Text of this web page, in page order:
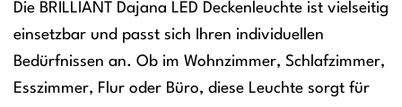
Die BRILLIANT Dajana LED Deckenleuchte ist vielseitig
einsetzbar und passt sich Ihren individuellen
Bedürfnissen an. Ob im Wohnzimmer, Schlafzimmer,
Esszimmer, Flur oder Büro, diese Leuchte sorgt für